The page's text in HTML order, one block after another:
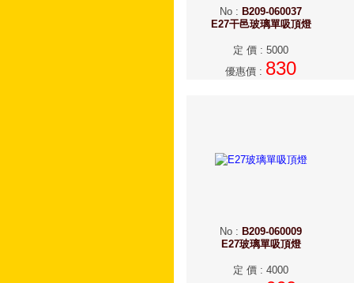
No : B209-060037
E27干邑玻璃單吸頂燈
定 價 : 5000
優惠價 : 830
No : B209-060009
E27玻璃單吸頂燈
定 價 : 4000